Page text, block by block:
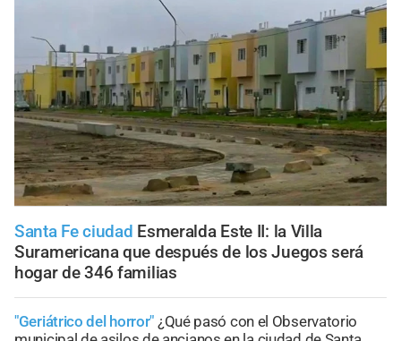
Santa Fe ciudad Esmeralda Este II: la Villa
Suramericana que después de los Juegos será
hogar de 346 familias
"Geriátrico del horror" ¿Qué pasó con el Observatorio